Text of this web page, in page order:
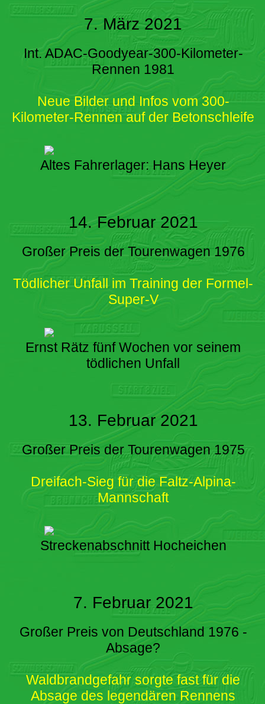
7. März 2021
Int. ADAC-Goodyear-300-Kilometer-
Rennen 1981
Neue Bilder und Infos vom 300-
Kilometer-Rennen auf der Betonschleife
Altes Fahrerlager: Hans Heyer
14. Februar 2021
Großer Preis der Tourenwagen 1976
Tödlicher Unfall im Training der Formel-
Super-V
Ernst Rätz fünf Wochen vor seinem
tödlichen Unfall
13. Februar 2021
Großer Preis der Tourenwagen 1975
Dreifach-Sieg für die Faltz-Alpina-
Mannschaft
Streckenabschnitt Hocheichen
7. Februar 2021
Großer Preis von Deutschland 1976 -
Absage?
Waldbrandgefahr sorgte fast für die
Absage des legendären Rennens